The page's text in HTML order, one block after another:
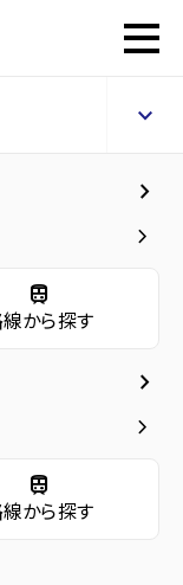
keyboard_arrow_up
keyboard_arrow_right
keyboard_arrow_right
train
から探す
keyboard_arrow_right
keyboard_arrow_right
train
から探す